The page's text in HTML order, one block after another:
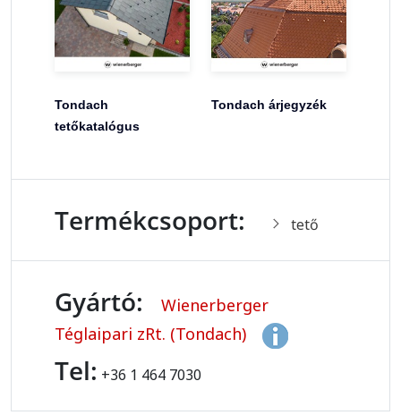
Tondach
tetőkatalógus
Tondach árjegyzék
Termékcsoport: tető
Gyártó:
Wienerberger
Téglaipari zRt. (Tondach)
Tel: +36 1 464 7030